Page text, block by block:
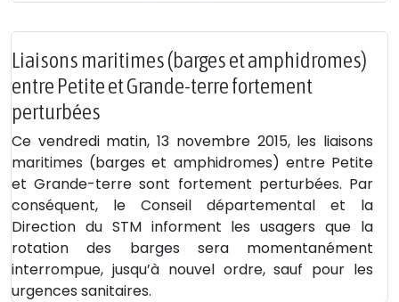
Liaisons maritimes (barges et amphidromes)
entre Petite et Grande-terre fortement
perturbées
Ce vendredi matin, 13 novembre 2015, les liaisons
maritimes (barges et amphidromes) entre Petite
et Grande-terre sont fortement perturbées. Par
conséquent, le Conseil départemental et la
Direction du STM informent les usagers que la
rotation des barges sera momentanément
interrompue, jusqu’à nouvel ordre, sauf pour les
urgences sanitaires.